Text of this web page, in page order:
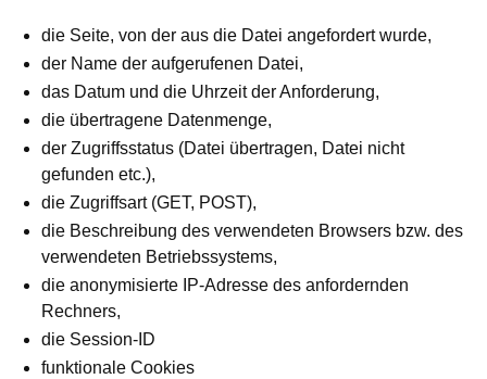
die Seite, von der aus die Datei angefordert wurde,
der Name der aufgerufenen Datei,
das Datum und die Uhrzeit der Anforderung,
die übertragene Datenmenge,
der Zugriffsstatus (Datei übertragen, Datei nicht
gefunden etc.),
die Zugriffsart (GET, POST),
die Beschreibung des verwendeten Browsers bzw. des
verwendeten Betriebssystems,
die anonymisierte IP-Adresse des anfordernden
Rechners,
die Session-ID
funktionale Cookies